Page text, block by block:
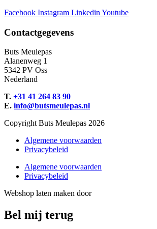
Facebook Instagram Linkedin Youtube
Contactgegevens
Buts Meulepas
Alanenweg 1
5342 PV Oss
Nederland
T. +31 41 264 83 90
E. info@butsmeulepas.nl
Copyright Buts Meulepas 2026
Algemene voorwaarden
Privacybeleid
Algemene voorwaarden
Privacybeleid
Webshop laten maken door
Bel mij terug